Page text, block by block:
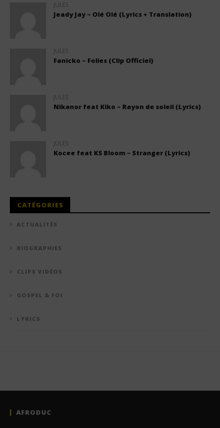
JULES
Jeady Jay – Olé Olé (Lyrics + Translation)
JULES
Fanicko – Folies (Clip Officiel)
JULES
Nikanor feat Kiko – Rayon de soleil (Lyrics)
JULES
Kocee feat KS Bloom – Stranger (Lyrics)
CATÉGORIES
ACTUALITÉS
BIOGRAPHIES
CLIPS VIDÉOS
GOSPEL & FOI
LYRICS
AFRODUC